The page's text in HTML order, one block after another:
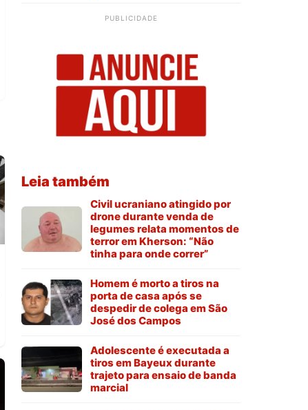
PUBLICIDADE
Leia também
Civil ucraniano atingido por
drone durante venda de
legumes relata momentos de
terror em Kherson: “Não
tinha para onde correr”
Homem é morto a tiros na
porta de casa após se
despedir de colega em São
José dos Campos
Adolescente é executada a
tiros em Bayeux durante
trajeto para ensaio de banda
marcial